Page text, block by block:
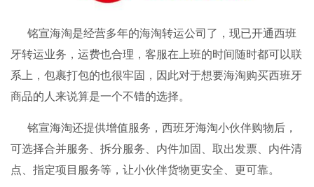
铭宣海淘是经营多年的海淘转运公司了，现已开通西班
牙转运业务，运费也合理，客服在上班的时间随时都可以联
系上，包裹打包的也很牢固，因此对于想要海淘购买西班牙
商品的人来说算是一个不错的选择。
铭宣海淘还提供增值服务，西班牙海淘小伙伴购物后，
可选择合并服务、拆分服务、内件加固、取出发票、内件清
点、指定项目服务等，让小伙伴货物更安全、更可靠。